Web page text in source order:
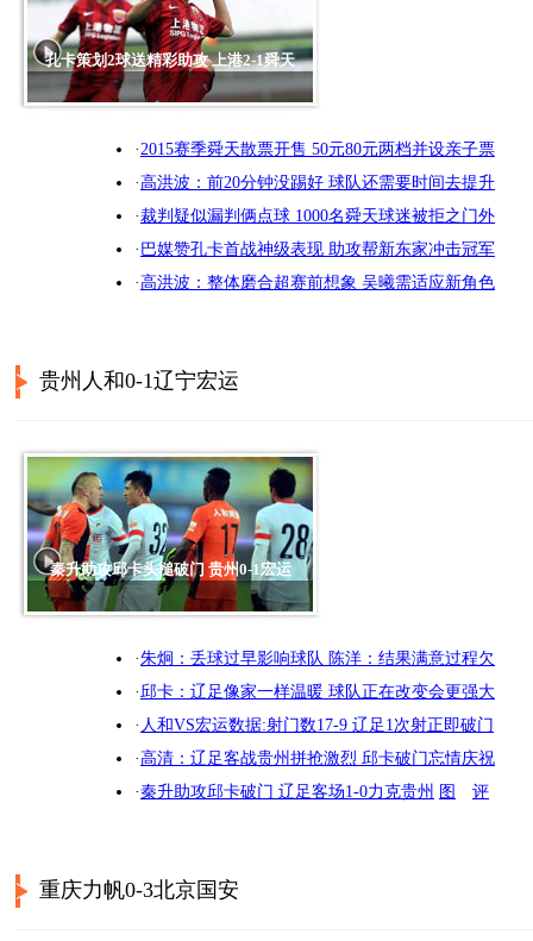
16:00
聊球
3月15日 天津泰达VS杭州绿城
孔卡策划2球送精彩助攻 上港2-1舜天
·2015赛季舜天散票开售 50元80元两档并设亲子票
·高洪波：前20分钟没踢好 球队还需要时间去提升
·裁判疑似漏判俩点球 1000名舜天球迷被拒之门外
· 巴媒赞孔卡首战神级表现 助攻帮新东家冲击冠军
·高洪波：整体磨合超赛前想象 吴曦需适应新角色
贵州人和0-1辽宁宏运
秦升助攻邱卡头槌破门 贵州0-1宏运
·朱炯：丢球过早影响球队 陈洋：结果满意过程欠
·邱卡：辽足像家一样温暖 球队正在改变会更强大
· 人和VS宏运数据:射门数17-9 辽足1次射正即破门
·高清：辽足客战贵州拼抢激烈 邱卡破门忘情庆祝
·秦升助攻邱卡破门 辽足客场1-0力克贵州 图 评
重庆力帆0-3北京国安